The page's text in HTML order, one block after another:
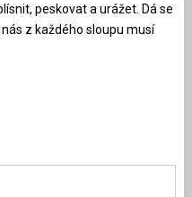
peskovat a urážet. Dá se
z každého sloupu musí